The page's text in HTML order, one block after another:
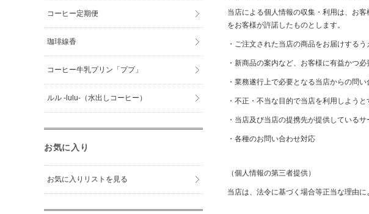
当店による個人情報の収集・利用は、お
をお客様が許諾したものとします。
・ご注文された当店の商品をお届けする
・新商品の案内など、お客様に有益かつ
・業務遂行上で必要となる当店からの問
・不正・不当な目的で当店を利用しよう
・当店及び当店の提携先が提供している
・各種のお問い合わせ対応
（個人情報の第三者提供）
当店は、法令に基づく場合等正当な理由
コーヒー定期便
珈琲線香
コーヒー牛乳プリン「ププ」
ルル -lulu-（水出しコーヒー）
お気に入り
お気に入りリストを見る